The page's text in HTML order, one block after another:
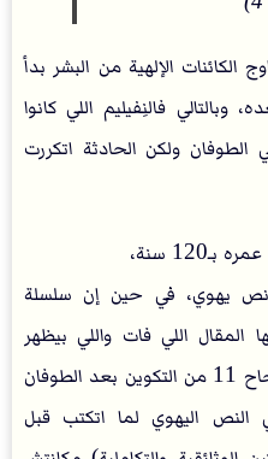
الإلهية من البشر بدأ
فالنِفيليم اللي كانوا
ولكن الحادثة اتكررت
سنة،
نص يهوي، في حين إن سلسلة
المقال اللي فات واللي بيظهر
مثيل ليها تاني فيما بعد في الإصحاح 11 من التكوين بعد الطوفان
النص اليهوي لما اتكتب قبل